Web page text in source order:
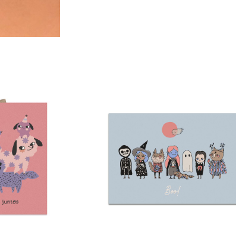
juntos
€
Boo!
12,00€